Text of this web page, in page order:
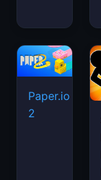
Paper.io
2